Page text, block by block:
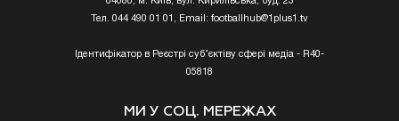
Тел. 044 490 01 01, Email: footballhub@1plus1.tv
Ідентифікатор в Реєстрі суб’єктіву сфері медіа - R40-
05818
МИ У СОЦ. МЕРЕЖАХ